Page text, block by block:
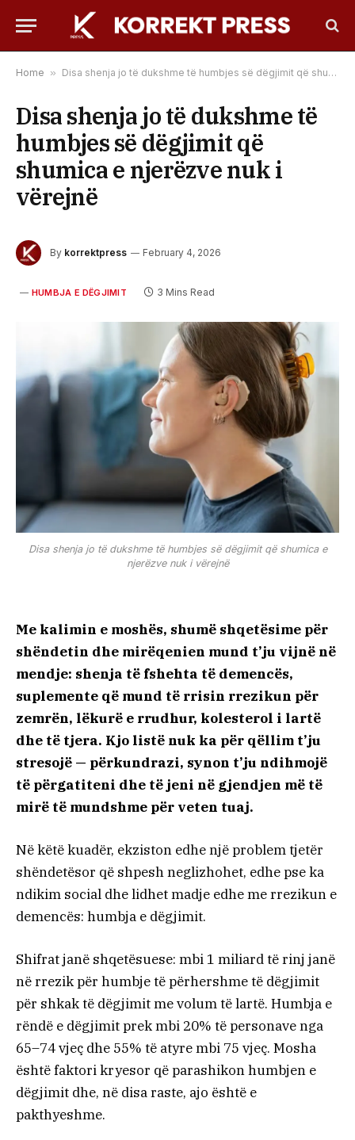
Home » Disa shenja jo të dukshme të humbjes së dëgjimit që shumica e njerëzve nuk i vërejnë
Disa shenja jo të dukshme të
humbjes së dëgjimit që
shumica e njerëzve nuk i
vërejnë
By korrektpress February 4, 2026
HUMBJA E DËGJIMIT 3 Mins Read
Disa shenja jo të dukshme të humbjes së dëgjimit që shumica e
njerëzve nuk i vërejnë
Me kalimin e moshës, shumë shqetësime për
shëndetin dhe mirëqenien mund t’ju vijnë në
mendje: shenja të fshehta të demencës,
suplemente që mund të rrisin rrezikun për
zemrën, lëkurë e rrudhur, kolesterol i lartë
dhe të tjera. Kjo listë nuk ka për qëllim t’ju
stresojë — përkundrazi, synon t’ju ndihmojë
të përgatiteni dhe të jeni në gjendjen më të
mirë të mundshme për veten tuaj.
Në këtë kuadër, ekziston edhe një problem tjetër
shëndetësor që shpesh neglizhohet, edhe pse ka
ndikim social dhe lidhet madje edhe me rrezikun e
demencës: humbja e dëgjimit.
Shifrat janë shqetësuese: mbi 1 miliard të rinj janë
në rrezik për humbje të përhershme të dëgjimit
për shkak të dëgjimit me volum të lartë. Humbja e
rëndë e dëgjimit prek mbi 20% të personave nga
65–74 vjeç dhe 55% të atyre mbi 75 vjeç. Mosha
është faktori kryesor që parashikon humbjen e
dëgjimit dhe, në disa raste, ajo është e
pakthyeshme.